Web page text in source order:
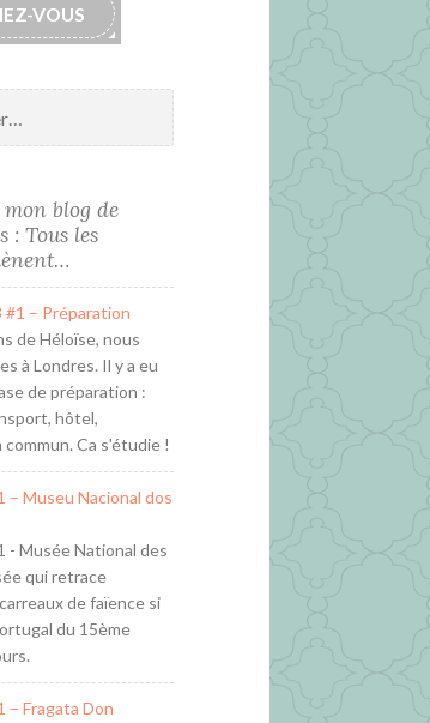
VOUS
mon blog de
: Tous les
#1 – Préparation
de Héloïse, nous
à Londres. Il y a eu
de préparation :
hôtel,
Ca s'étudie !
– Museu Nacional dos
- Musée National des
qui retrace
de faïence si
du 15ème
– Fragata Don